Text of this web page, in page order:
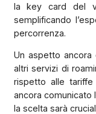
la key card del
semplificando
percorrenza.
Un aspetto ancora
altri servizi di
rispetto alle
ancora comunicato
la scelta sarà